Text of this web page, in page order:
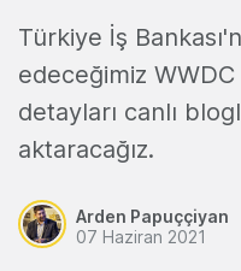
Türkiye İş
edeceğimiz
detayları canlı
aktaracağız.
Arden Papuççiyan
07 Haziran 2021